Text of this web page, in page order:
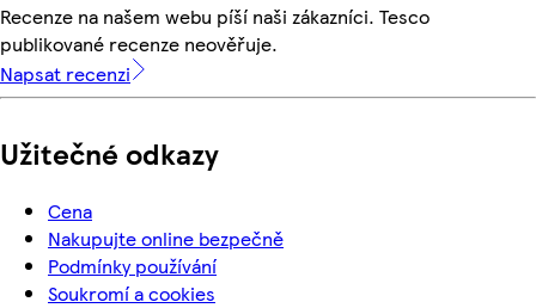
Recenze na našem webu píší naši zákazníci. Tesco
publikované recenze neověřuje.
Napsat recenzi
Užitečné odkazy
Cena
Nakupujte online bezpečně
Podmínky používání
Soukromí a cookies